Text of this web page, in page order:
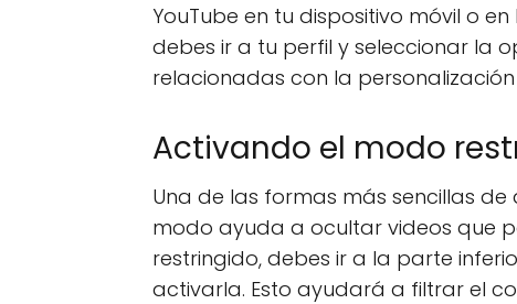
YouTube en tu dispositivo móvil o
debes ir a tu perfil y seleccionar la
relacionadas con la
Activando el modo
Una de las formas más sencillas
modo ayuda a ocultar videos que
restringido, debes ir a la parte
activarla. Esto ayudará a filtrar el